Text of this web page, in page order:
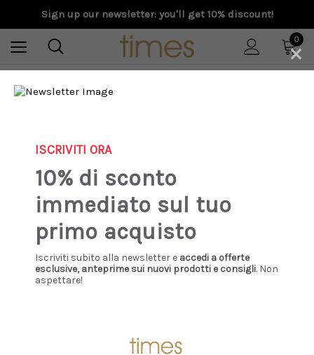
Sign up our newsletter: you'll get 10% discount!
0
Home Donna
×
ISCRIVITI ORA
10% di sconto
immediato sul tuo
primo acquisto
Iscriviti subito alla newsletter e accedi a offerte
esclusive, anteprime sui nuovi prodotti e consigli. Non
aspettare!